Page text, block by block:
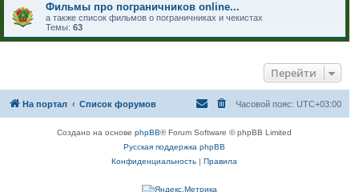
Фильмы про пограничников online...
а также список фильмов о пограничниках и чекистах
Темы: 63
Перейти
На портал Список форумов Часовой пояс: UTC+03:00
Создано на основеphpBB® Forum Software © phpBB Limited
Русская поддержка phpBB
Конфиденциальность
Правила